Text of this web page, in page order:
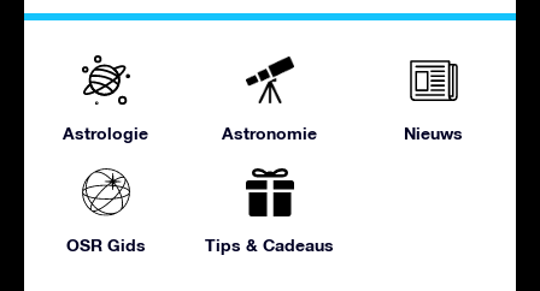
Astrologie Astronomie Nieuws
OSR Gids Tips & Cadeaus